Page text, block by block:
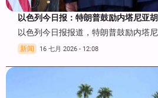
以色列今日报：特朗普鼓励内塔尼亚
以色列今日报报道，特朗普鼓励内塔
新闻 16 七月 2026 - 12:08